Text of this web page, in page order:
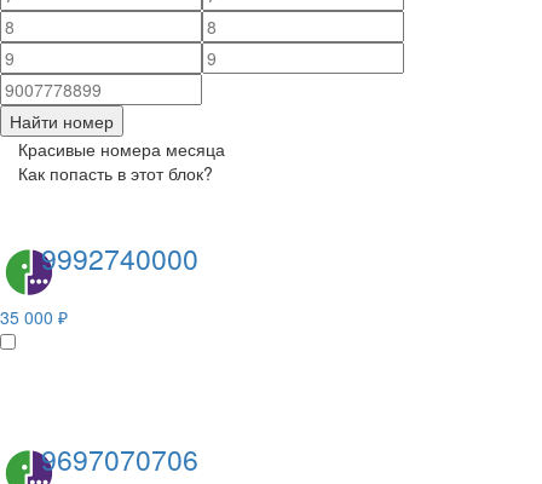
Найти номер
Красивые номера месяца
Как попасть в этот блок?
9992740000
35 000 ₽
9697070706